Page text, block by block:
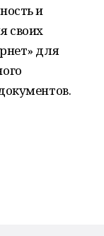
и
своих
для